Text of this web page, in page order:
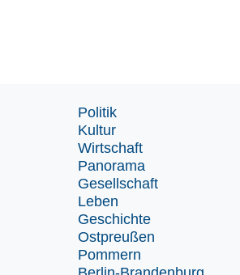
Politik
Kultur
Wirtschaft
Panorama
Gesellschaft
Leben
Geschichte
Ostpreußen
Pommern